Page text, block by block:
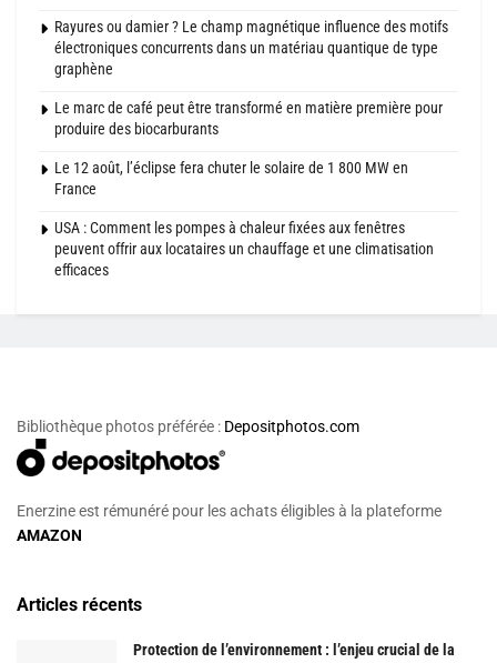
Rayures ou damier ? Le champ magnétique influence des motifs
électroniques concurrents dans un matériau quantique de type
graphène
Le marc de café peut être transformé en matière première pour
produire des biocarburants
Le 12 août, l’éclipse fera chuter le solaire de 1 800 MW en
France
USA : Comment les pompes à chaleur fixées aux fenêtres
peuvent offrir aux locataires un chauffage et une climatisation
efficaces
Bibliothèque photos préférée : Depositphotos.com
Enerzine est rémunéré pour les achats éligibles à la plateforme
AMAZON
Articles récents
Protection de l’environnement : l’enjeu crucial de la